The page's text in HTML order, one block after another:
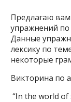
Предлагаю
упражнений
Данные
лексику по
некоторые
Викторина по
“In the world of